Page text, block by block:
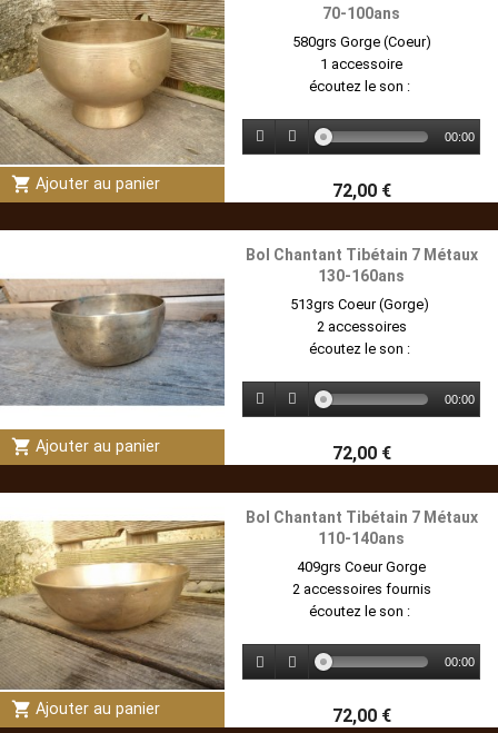
shopping_cart Ajouter au panier
70-100ans
580grs Gorge (Coeur)
1 accessoire
écoutez le son :
00:00
72,00 €
shopping_cart Ajouter au panier
Bol Chantant Tibétain 7 Métaux
130-160ans
513grs Coeur (Gorge)
2 accessoires
écoutez le son :
00:00
72,00 €
shopping_cart Ajouter au panier
Bol Chantant Tibétain 7 Métaux
110-140ans
409grs Coeur Gorge
2 accessoires fournis
écoutez le son :
00:00
72,00 €